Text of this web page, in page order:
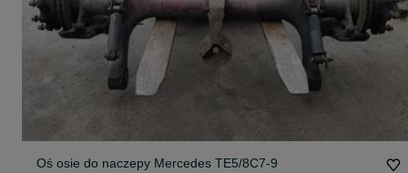
Oś osie do naczepy Mercedes TE5/8C7-9